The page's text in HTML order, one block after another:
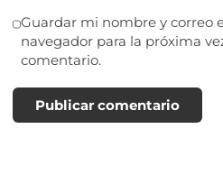
Guardar mi nombre y correo
navegador para la próxima
comentario.
Publicar comentario